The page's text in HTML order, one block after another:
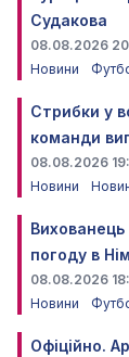
Судакова
08.08.2026
Новини
Стрибки у
команди
08.08.2026
Новини
Вихованець
погоду в
08.08.2026
Новини
Офіційно.